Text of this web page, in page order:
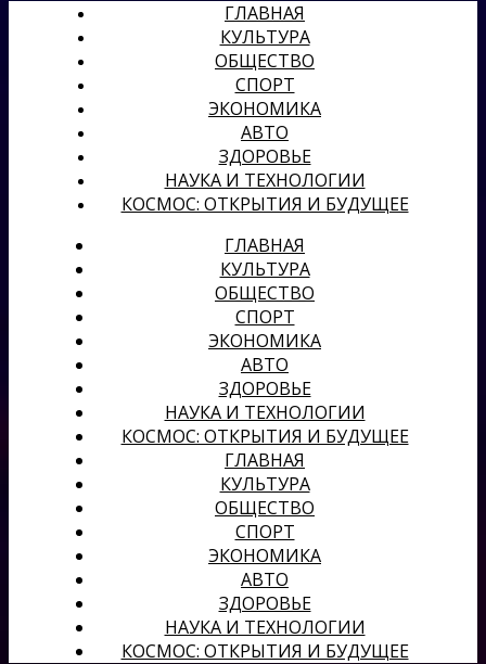
ГЛАВНАЯ
КУЛЬТУРА
ОБЩЕСТВО
СПОРТ
ЭКОНОМИКА
АВТО
ЗДОРОВЬЕ
НАУКА И ТЕХНОЛОГИИ
КОСМОС: ОТКРЫТИЯ И БУДУЩЕЕ
ГЛАВНАЯ
КУЛЬТУРА
ОБЩЕСТВО
СПОРТ
ЭКОНОМИКА
АВТО
ЗДОРОВЬЕ
НАУКА И ТЕХНОЛОГИИ
КОСМОС: ОТКРЫТИЯ И БУДУЩЕЕ
ГЛАВНАЯ
КУЛЬТУРА
ОБЩЕСТВО
СПОРТ
ЭКОНОМИКА
АВТО
ЗДОРОВЬЕ
НАУКА И ТЕХНОЛОГИИ
КОСМОС: ОТКРЫТИЯ И БУДУЩЕЕ